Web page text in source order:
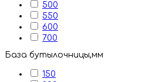
500
550
600
700
База бутылочницы,мм
150